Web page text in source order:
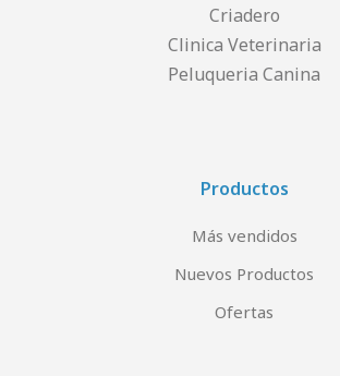
Criadero
Clinica Veterinaria
Peluqueria Canina
Productos
Más vendidos
Nuevos Productos
Ofertas